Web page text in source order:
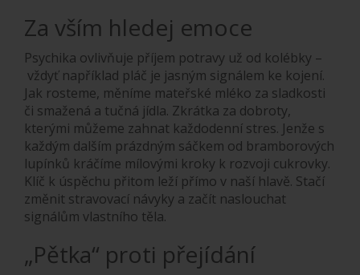
Za vším hledej emoce
Psychika ovlivňuje příjem potravy už od kolébky –
vždyť například pláč je jasným signálem ke kojení.
Jak rosteme, měníme mateřské mléko za sladkosti
či smažená a tučná jídla. Zkrátka za dobroty,
kterými můžeme zahnat každodenní stres. Jenže s
každým dalším prázdným sáčkem od bramborových
lupínků kráčíme mílovými kroky k rozvoji cukrovky.
Klíč k úspěchu přitom leží přímo v naší hlavě. Stačí
změnit stravovací návyky a začít naslouchat
signálům vlastního těla.
„Pětka“ proti přejídání